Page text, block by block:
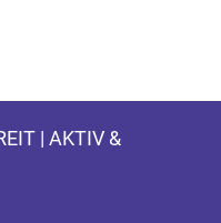
| AKTIV &